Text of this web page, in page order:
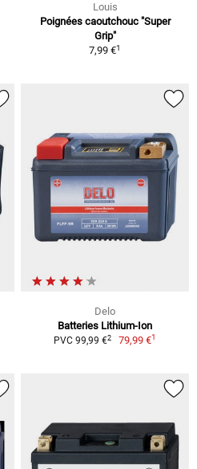
Louis
Poignées caoutchouc "Super
Grip"
7,99 €1
Delo
Batteries Lithium-Ion
PVC 99,99 €2 79,99 €1